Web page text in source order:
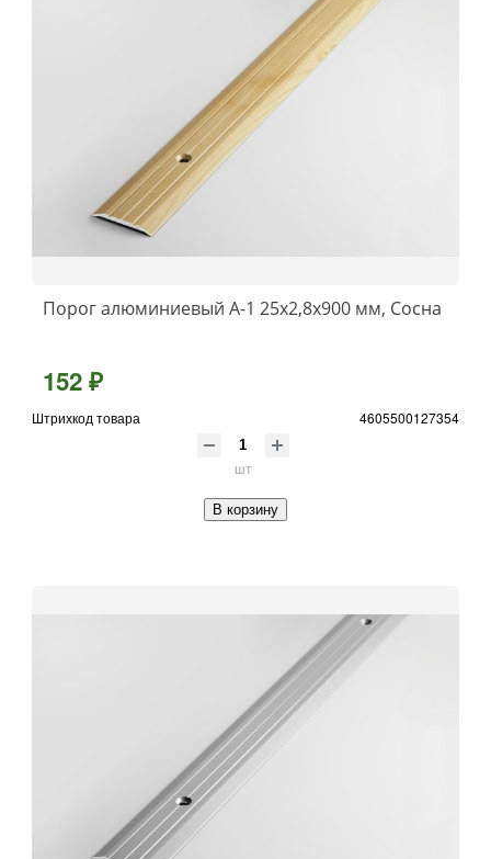
Порог алюминиевый А-1 25x2,8x900 мм, Сосна
152 ₽
Штрихкод товара 4605500127354
шт
В корзину